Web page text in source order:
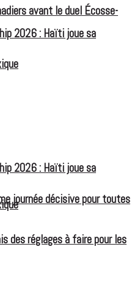
2026 : Haïti joue sa
2026 : Haïti joue sa
des réglages à faire pour les
avant le duel Écosse-
journée décisive pour toutes